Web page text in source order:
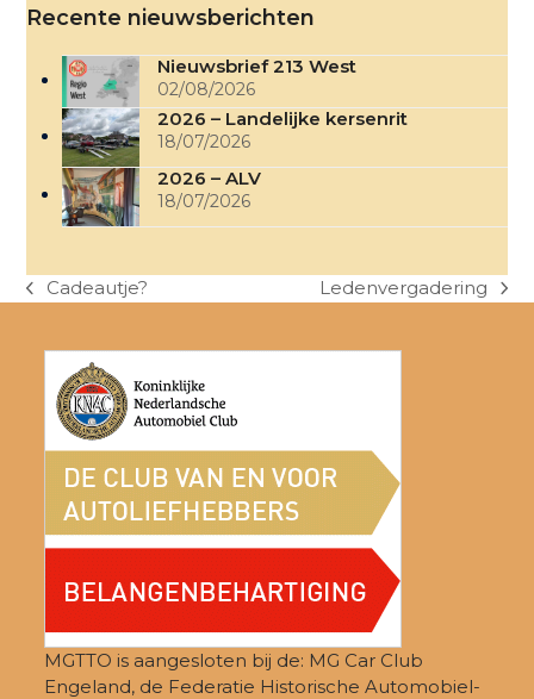
Recente nieuwsberichten
Nieuwsbrief 213 West
02/08/2026
2026 – Landelijke kersenrit
18/07/2026
2026 – ALV
18/07/2026
previous
Cadeautje?
next
Ledenvergadering
MGTTO is aangesloten bij de: MG Car Club
Engeland, de Federatie Historische Automobiel-